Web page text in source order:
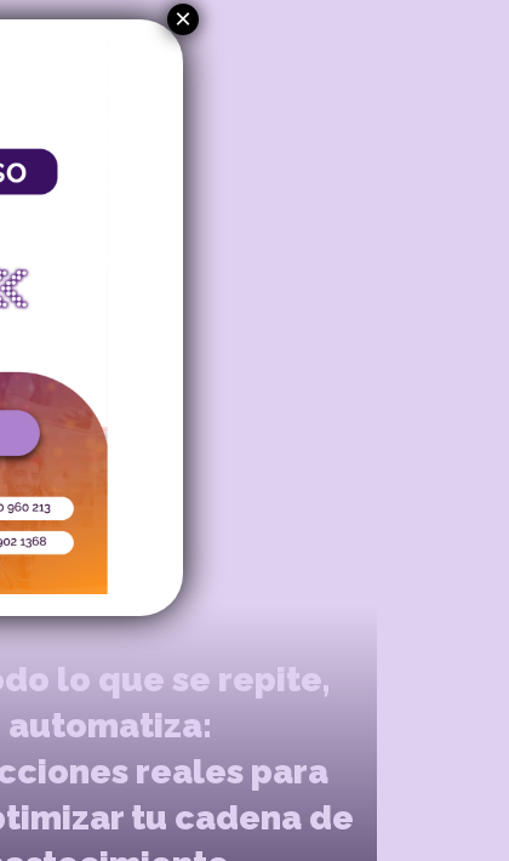
lo que se repite,
automatiza:
reales para
tu cadena de
×